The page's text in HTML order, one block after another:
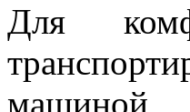
Для
машиной